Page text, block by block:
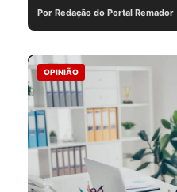
Por Redação do Portal Remador
OPINIÃO